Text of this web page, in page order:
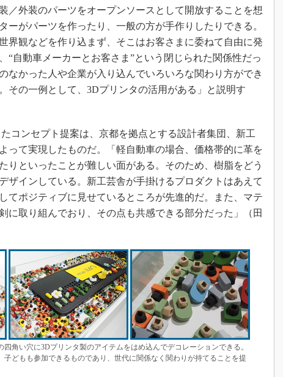
／外装のパーツをオープンソースとして開放することを想
ーがパーツを作ったり、一般の方が手作りしたりできる。
界観などを作り込まず、そこはお客さまに委ねて自由に発
“自動車メーカーとお客さま”という閉じられた関係性だっ
なかった人や企業が入り込んでいろいろな関わり方ができ
その一例として、3Dプリンタの活用がある」と説明す
コンセプト提案は、京都を拠点とする設計者集団、新工
って実現したものだ。「軽自動車の場合、価格帯的に革を
りといったことが難しい面がある。そのため、樹脂をどう
ザインしている。新工芸舎が手掛けるプロダクトはあえて
てポジティブに見せているところが先進的だ。また、マテ
に取り組んでおり、その点も共感できる部分だった」（田
角い穴に3Dプリンタ製のアイテムをはめ込んでデコレーションできる。
子どもも参加できるものであり、世代に関係なく関わりが持てることを提